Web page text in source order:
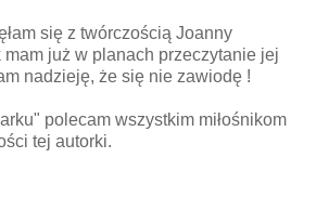
się z twórczością Joanny
już w planach przeczytanie jej
nadzieję, że się nie zawiodę !
polecam wszystkim miłośnikom
tej autorki.